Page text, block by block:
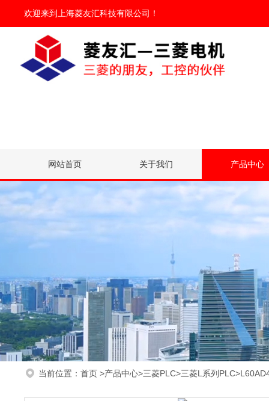
欢迎来到 上海菱友汇科技有限公司 ！
网站首页 关于我们 产品中心
当前位置： 首页 >产品中心>三菱PLC>三菱L系列PLC